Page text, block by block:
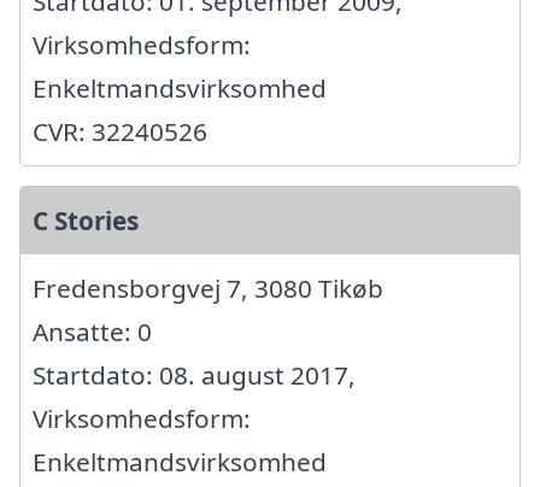
Virksomhedsform:
Enkeltmandsvirksomhed
CVR: 32240526
C Stories
Fredensborgvej 7, 3080 Tikøb
Ansatte: 0
Startdato: 08. august 2017,
Virksomhedsform:
Enkeltmandsvirksomhed